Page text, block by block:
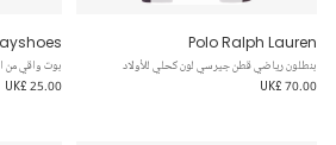
Polo Ralph Lauren
بنطلون رياضي قطن جيرسي لون كحلي للأولاد
UK£ 70.00
بوت واقي من
UK£ 25.00